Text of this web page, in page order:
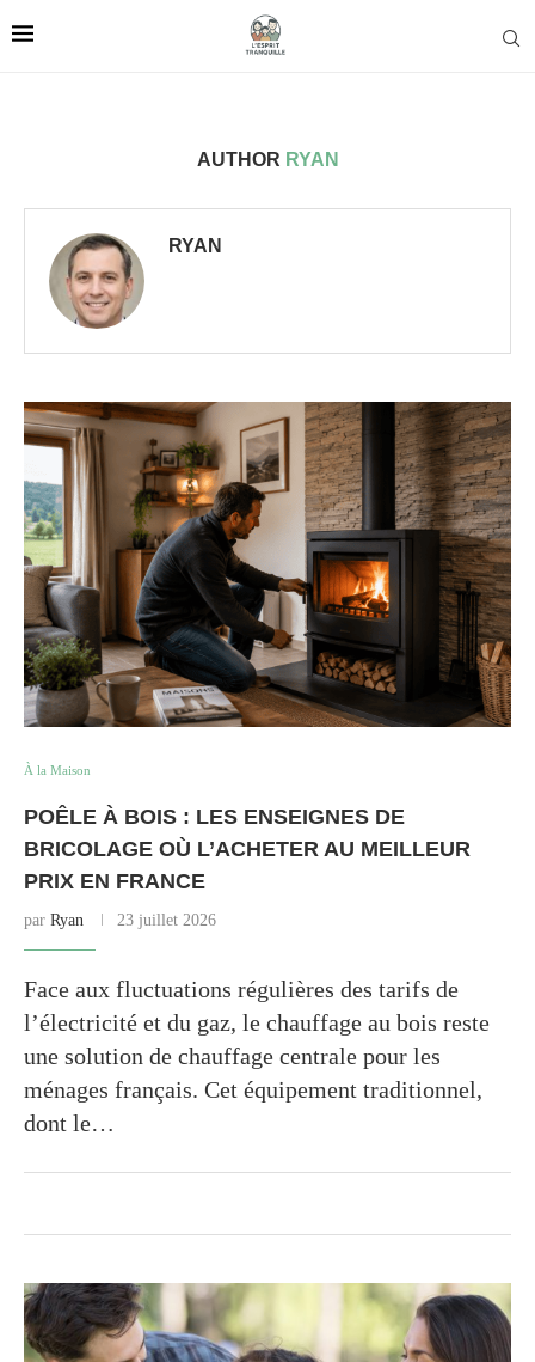
AUTHOR RYAN
RYAN
À la Maison
POÊLE À BOIS : LES ENSEIGNES DE
BRICOLAGE OÙ L’ACHETER AU MEILLEUR
PRIX EN FRANCE
par Ryan 23 juillet 2026
Face aux fluctuations régulières des tarifs de
l’électricité et du gaz, le chauffage au bois reste
une solution de chauffage centrale pour les
ménages français. Cet équipement traditionnel,
dont le…